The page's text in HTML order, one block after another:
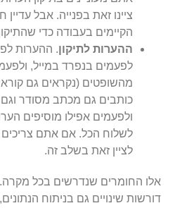
ציינו זאת בפנייה. אבל
הקיימים בעבודה כדי
ההערות לתיקון. ההערות
לפעמים בנפרד במייל,
מהשופטים (נקראים גם
כותבים גם מכתב מסודר וגם
ולפעמים אפילו מוסיפים
לשלוח הכל. אם אתם צריכים
לציין זאת בשלב זה.
אלו החומרים שנדרשים בכל
דורשות שינויים גם בניתוח